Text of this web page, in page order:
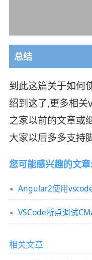
总结
到此这篇关于如何
绍到这了,更多相
之家以前的文章或
大家以后多多支持
您可能感兴趣的文章:
Angular2使用
VSCode断点调试
相关文章